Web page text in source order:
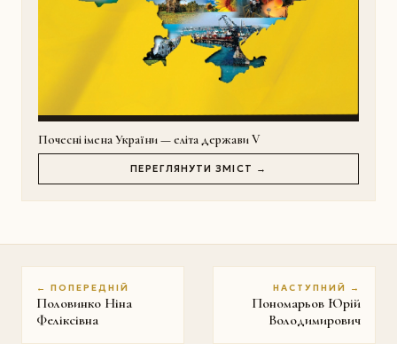
Почесні імена України — еліта держави V
ПЕРЕГЛЯНУТИ ЗМІСТ →
← ПОПЕРЕДНІЙ
Половинко Ніна
Феліксівна
НАСТУПНИЙ →
Пономарьов Юрій
Володимирович